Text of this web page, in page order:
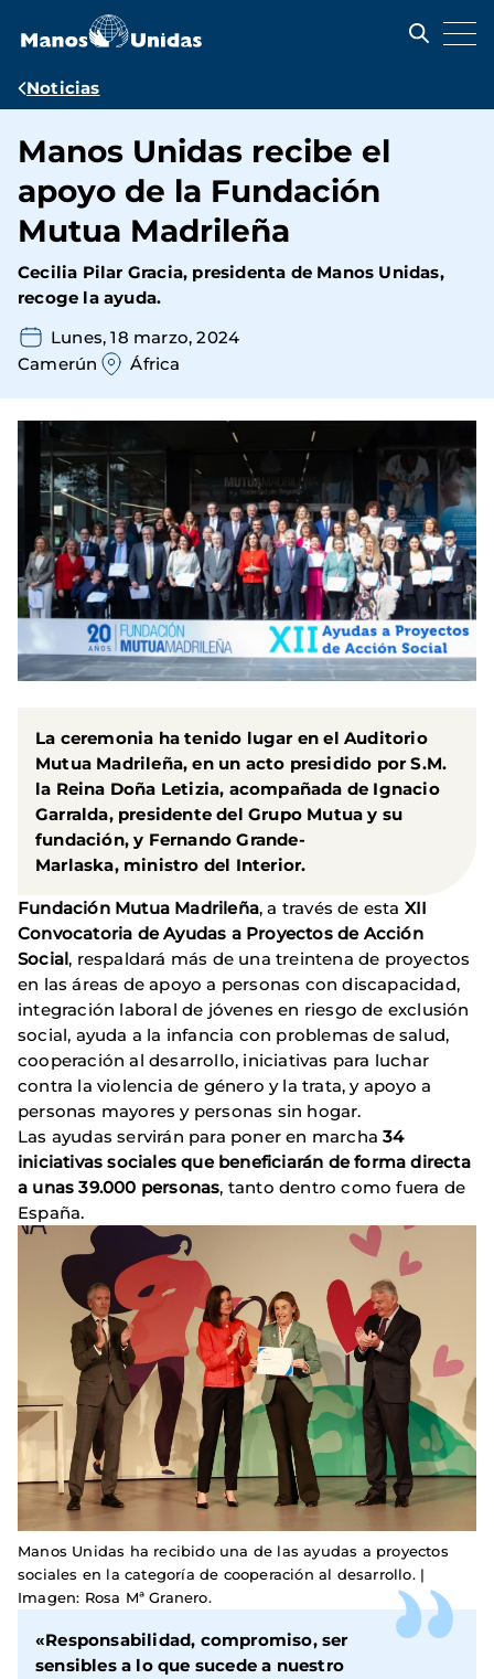
contenido
Ruta
navegación
Noticias
Manos Unidas recibe el
apoyo de la Fundación
Mutua Madrileña
Cecilia Pilar Gracia, presidenta de Manos Unidas,
recoge la ayuda.
Lunes, 18 marzo, 2024
Camerún
África
La ceremonia ha tenido lugar en el Auditorio
Mutua Madrileña, en un acto presidido porS.M.
la Reina Doña Letizia, acompañada de Ignacio
Garralda, presidente del Grupo Mutua y su
fundación, y Fernando Grande-
Marlaska, ministro del Interior.
Fundación Mutua Madrileña, a través de esta XII
Convocatoria de Ayudas a Proyectos de Acción
Social, respaldará más de una treintena de proyectos
en las áreas de apoyo a personas con discapacidad,
integración laboral de jóvenes en riesgo de exclusión
social, ayuda a la infancia con problemas de salud,
cooperación al desarrollo, iniciativas para luchar
contra la violencia de género y la trata, y apoyo a
personas mayores y personas sin hogar.
Las ayudas servirán para poner en marcha34
iniciativas sociales que beneficiarán de forma directa
a unas 39.000 personas, tanto dentro como fuera de
España.
Manos Unidas ha recibido una de las ayudas a proyectos
sociales en la categoría de cooperación al desarrollo. |
Imagen: Rosa Mª Granero.
«Responsabilidad, compromiso, ser
sensibles a lo que sucede a nuestro